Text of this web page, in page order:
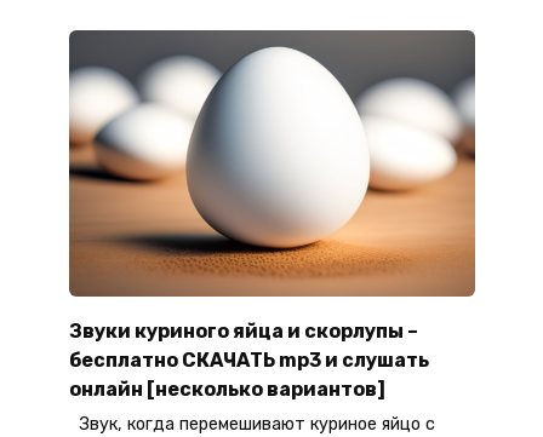
Звуки куриного яйца и скорлупы –
бесплатно СКАЧАТЬ mp3 и слушать
онлайн [несколько вариантов]
Звук, когда перемешивают куриное яйцо с